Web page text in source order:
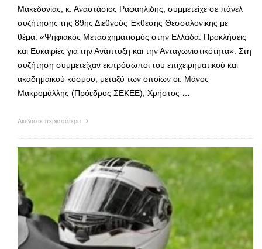
Μακεδονίας, κ. Αναστάσιος Ραφαηλίδης, συμμετείχε σε πάνελ
συζήτησης της 89ης Διεθνούς Έκθεσης Θεσσαλονίκης με
θέμα: «Ψηφιακός Μετασχηματισμός στην Ελλάδα: Προκλήσεις
και Ευκαιρίες για την Ανάπτυξη και την Ανταγωνιστικότητα». Στη
συζήτηση συμμετείχαν εκπρόσωποι του επιχειρηματικού και
ακαδημαϊκού κόσμου, μεταξύ των οποίων οι: Μάνος
Μακρομάλλης (Πρόεδρος ΣΕΚΕΕ), Χρήστος …
Διαβάστε περισσότερα